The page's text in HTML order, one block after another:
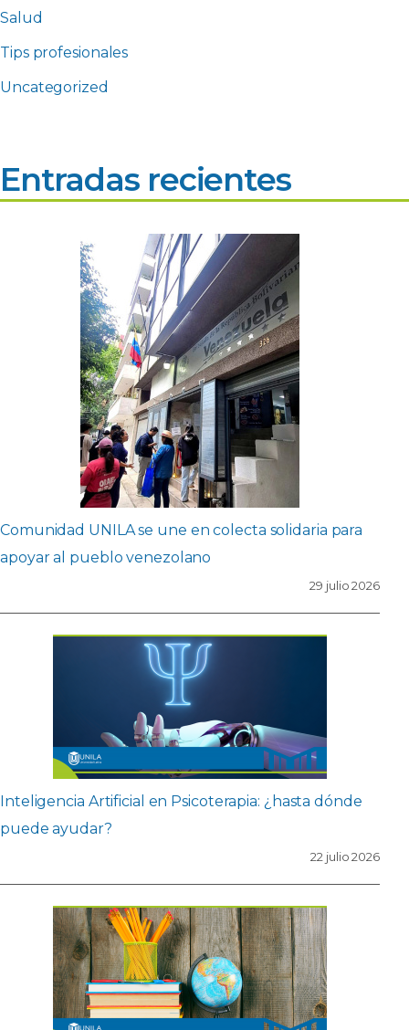
Salud
Tips profesionales
Uncategorized
Entradas recientes
Comunidad UNILA se une en colecta solidaria para
apoyar al pueblo venezolano
29 julio 2026
Inteligencia Artificial en Psicoterapia: ¿hasta dónde
puede ayudar?
22 julio 2026